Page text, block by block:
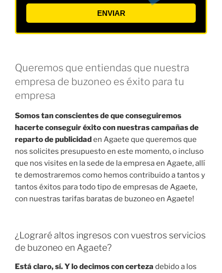
ENVIAR
Queremos que entiendas que nuestra
empresa de buzoneo es éxito para tu
empresa
Somos tan conscientes de que conseguiremos
hacerte conseguir éxito con nuestras campañas de
reparto de publicidaden Agaete que queremos que
nos solicites presupuesto en este momento, o incluso
que nos visites en la sede de la empresa en Agaete, allí
te demostraremos como hemos contribuido a tantos y
tantos éxitos para todo tipo de empresas de Agaete,
con nuestras tarifas baratas de buzoneo en Agaete!
¿Lograré altos ingresos con vuestros servicios
de buzoneo en Agaete?
Está claro, sí. Y lo decimos con certeza debido a los